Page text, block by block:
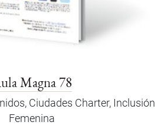
Magna 78
Ciudades Charter, Inclusión
Femenina